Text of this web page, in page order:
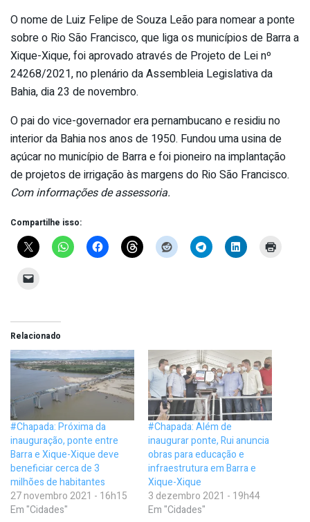
O nome de Luiz Felipe de Souza Leão para nomear a ponte
sobre o Rio São Francisco, que liga os municípios de Barra a
Xique-Xique, foi aprovado através de Projeto de Lei nº
24268/2021, no plenário da Assembleia Legislativa da
Bahia, dia 23 de novembro.
O pai do vice-governador era pernambucano e residiu no
interior da Bahia nos anos de 1950. Fundou uma usina de
açúcar no município de Barra e foi pioneiro na implantação
de projetos de irrigação às margens do Rio São Francisco.
Com informações de assessoria.
Compartilhe isso:
Relacionado
#Chapada: Próxima da
inauguração, ponte entre
Barra e Xique-Xique deve
beneficiar cerca de 3
milhões de habitantes
27 novembro 2021 - 16h15
Em "Cidades"
#Chapada: Além de
inaugurar ponte, Rui anuncia
obras para educação e
infraestrutura em Barra e
Xique-Xique
3 dezembro 2021 - 19h44
Em "Cidades"